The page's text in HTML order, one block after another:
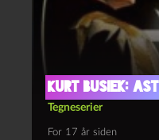
Kurt Busiek:
Tegneserier
For 17 år siden